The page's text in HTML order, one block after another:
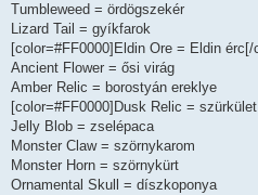
Tumbleweed = ördögszekér
Lizard Tail = gyíkfarok
[color=#FF0000]Eldin Ore = Eldin érc[/
Ancient Flower = ősi virág
Amber Relic = borostyán ereklye
[color=#FF0000]Dusk Relic =
Jelly Blob = zselépaca
Monster Claw = szörnykarom
Monster Horn = szörnykürt
Ornamental Skull = díszkoponya